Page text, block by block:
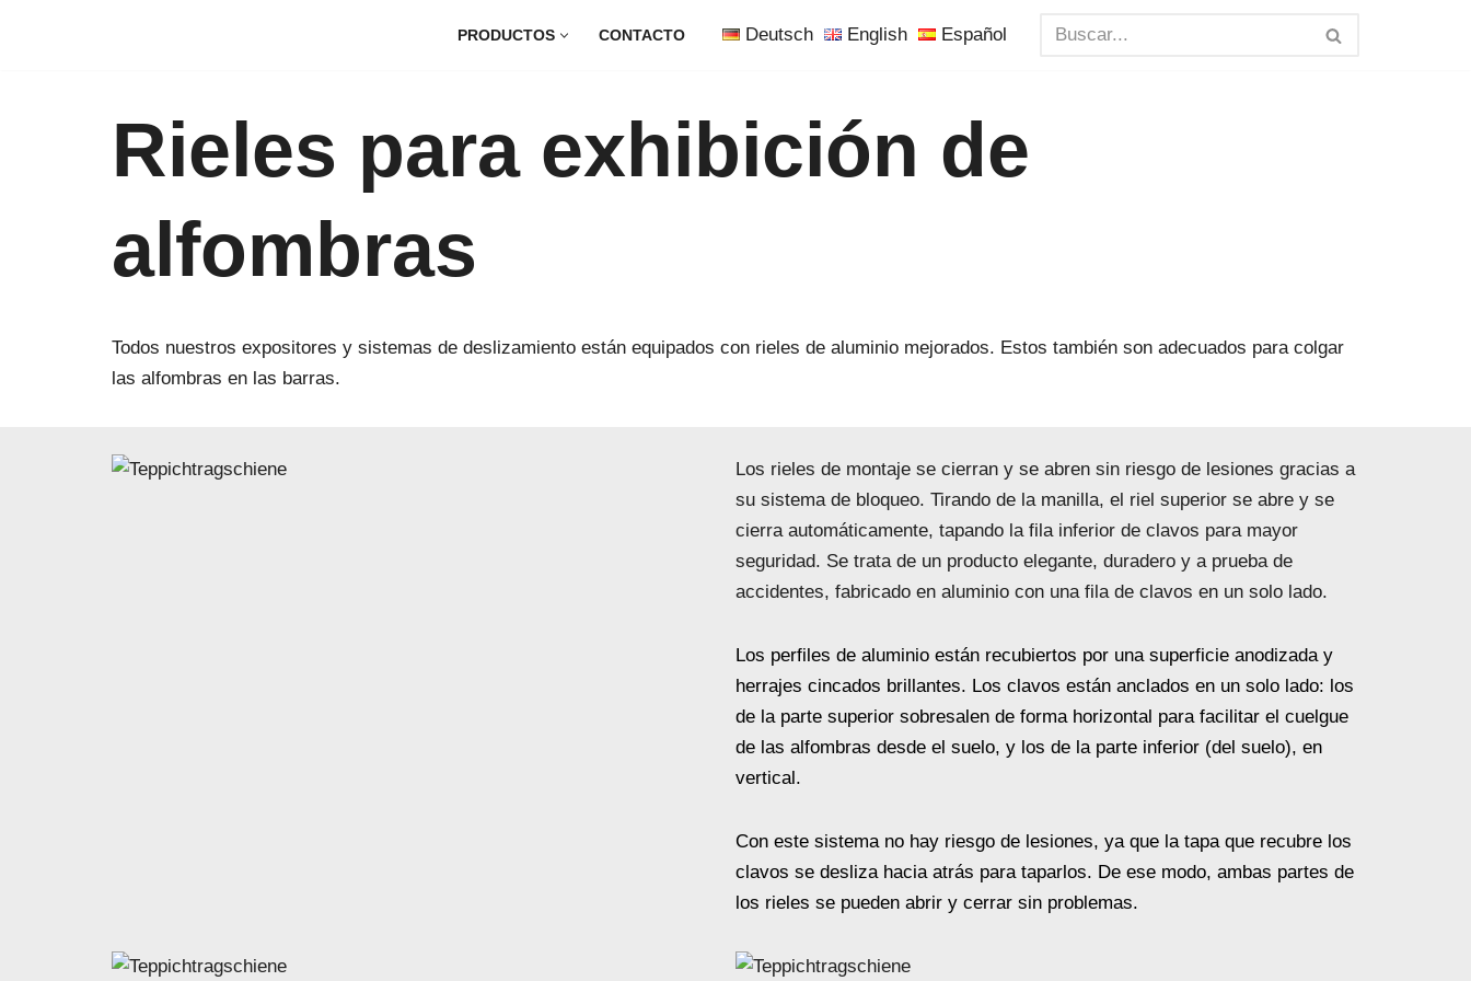
PRODUCTOS CONTACTO Deutsch English Español
Rieles para exhibición de
alfombras
Todos nuestros expositores y sistemas de deslizamiento están equipados con rieles de aluminio mejorados. Estos también son adecuados para colgar
las alfombras en las barras.
Los rieles de montaje se cierran y se abren sin riesgo de lesiones gracias a
su sistema de bloqueo. Tirando de la manilla, el riel superior se abre y se
cierra automáticamente, tapando la fila inferior de clavos para mayor
seguridad. Se trata de un producto elegante, duradero y a prueba de
accidentes, fabricado en aluminio con una fila de clavos en un solo lado.
Los perfiles de aluminio están recubiertos por una superficie anodizada y
herrajes cincados brillantes. Los clavos están anclados en un solo lado: los
de la parte superior sobresalen de forma horizontal para facilitar el cuelgue
de las alfombras desde el suelo, y los de la parte inferior (del suelo), en
vertical.
Con este sistema no hay riesgo de lesiones, ya que la tapa que recubre los
clavos se desliza hacia atrás para taparlos. De ese modo, ambas partes de
los rieles se pueden abrir y cerrar sin problemas.